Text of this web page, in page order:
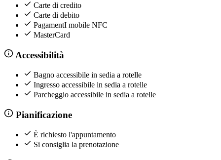
Carte di credito
Carte di debito
PagamentI mobile NFC
MasterCard
Accessibilità
Bagno accessibile in sedia a rotelle
Ingresso accessibile in sedia a rotelle
Parcheggio accessibile in sedia a rotelle
Pianificazione
È richiesto l'appuntamento
Si consiglia la prenotazione